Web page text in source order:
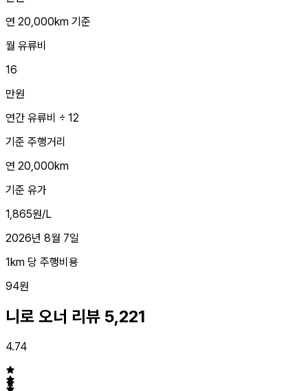
연 20,000km 기준
월 유류비
16
만원
연간 유류비 ÷ 12
기준 주행거리
연 20,000km
기준 유가
1,865원/L
2026년 8월 7일
1km 당 주행비용
94원
니로 오너 리뷰 5,221
4.74